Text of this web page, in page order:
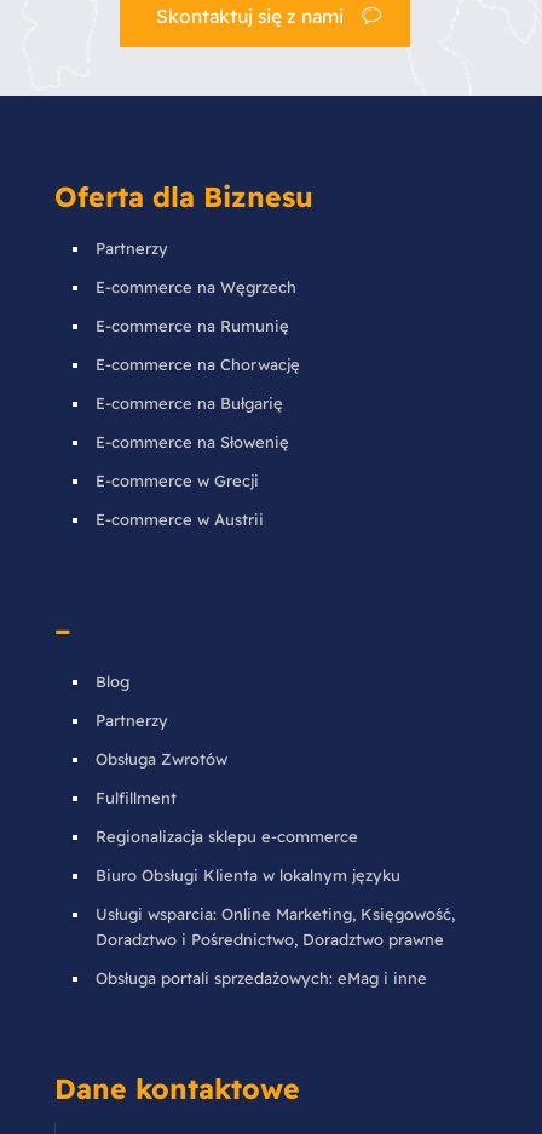
Skontaktuj się z nami
Oferta dla Biznesu
Partnerzy
E-commerce na Węgrzech
E-commerce na Rumunię
E-commerce na Chorwację
E-commerce na Bułgarię
E-commerce na Słowenię
E-commerce w Grecji
E-commerce w Austrii
–
Blog
Partnerzy
Obsługa Zwrotów
Fulfillment
Regionalizacja sklepu e-commerce
Biuro Obsługi Klienta w lokalnym języku
Usługi wsparcia: Online Marketing, Księgowość,
Doradztwo i Pośrednictwo, Doradztwo prawne
Obsługa portali sprzedażowych: eMag i inne
Dane kontaktowe